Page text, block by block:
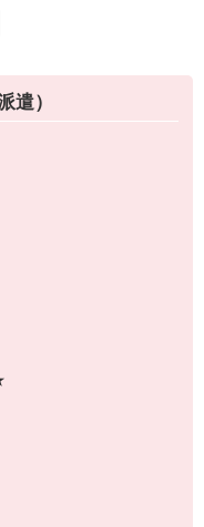
ー、受付
組立・検査
エステ
人材紹介
案件
！
ソフトバンク)など
UQなど格安スマホまで幅
遣）